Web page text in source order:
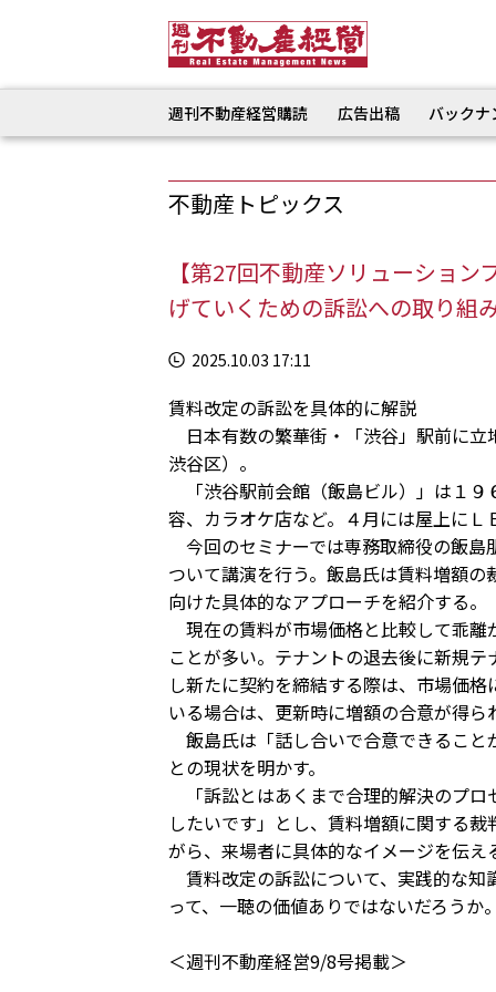
週刊不動産経営購読 広告出稿 バック
不動産トピックス
【第27回不動産ソリューショ
げていくための訴訟への取り組
2025.10.03 17:11
賃料改定の訴訟を具体的に解説
日本有数の繁華街・「渋谷」駅前に
渋谷区）。
「渋谷駅前会館（飯島ビル）」は１９
容、カラオケ店など。４月には屋上に
今回のセミナーでは専務取締役の飯島
ついて講演を行う。飯島氏は賃料増額
向けた具体的なアプローチを紹介する。
現在の賃料が市場価格と比較して乖
ことが多い。テナントの退去後に新規
し新たに契約を締結する際は、市場価
いる場合は、更新時に増額の合意が得
飯島氏は「話し合いで合意できるこ
との現状を明かす。
「訴訟とはあくまで合理的解決のプロ
したいです」とし、賃料増額に関する
がら、来場者に具体的なイメージを伝え
賃料改定の訴訟について、実践的な知
って、一聴の価値ありではないだろうか
＜週刊不動産経営9/8号掲載＞